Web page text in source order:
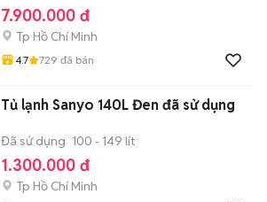
7.900.000 đ
Tp Hồ Chí Minh
4.7 729 đã bán
Tủ lạnh Sanyo 140L Đen đã sử dụng
Đã sử dụng 100 - 149 lít
1.300.000 đ
Tp Hồ Chí Minh